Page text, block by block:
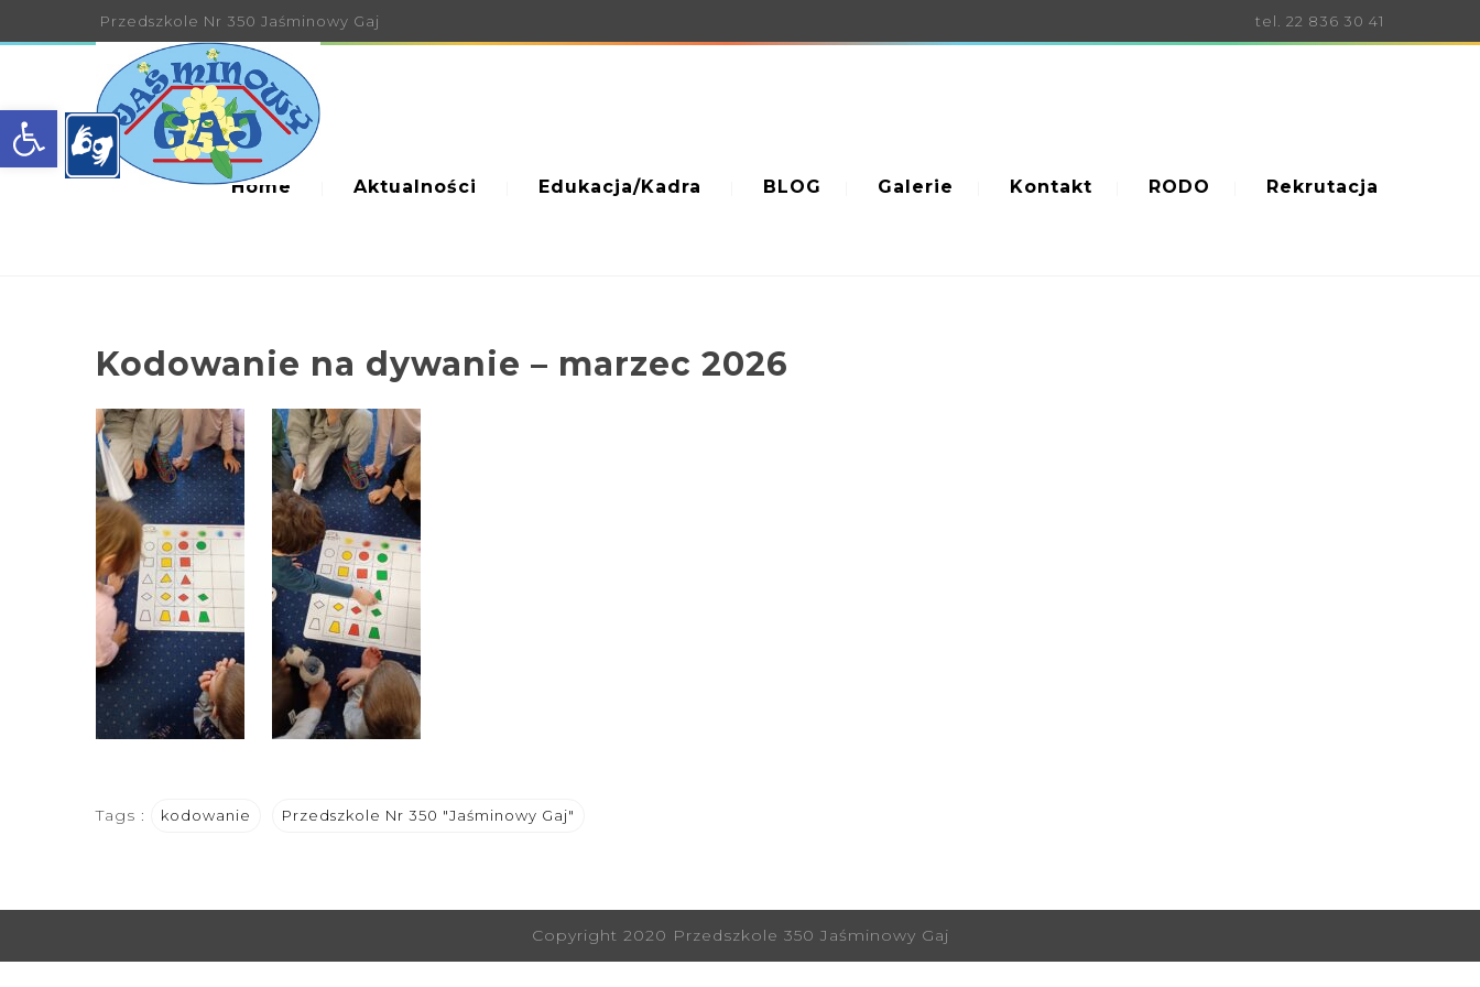
Open toolbar
Przedszkole Nr 350 Jaśminowy Gaj tel. 22 836 30 41
Home Aktualności Edukacja/Kadra BLOG Galerie Kontakt RODO Rekrutacja
Kodowanie na dywanie – marzec 2026
Tags : kodowanie Przedszkole Nr 350 "Jaśminowy Gaj"
Copyright 2020 Przedszkole 350 Jaśminowy Gaj